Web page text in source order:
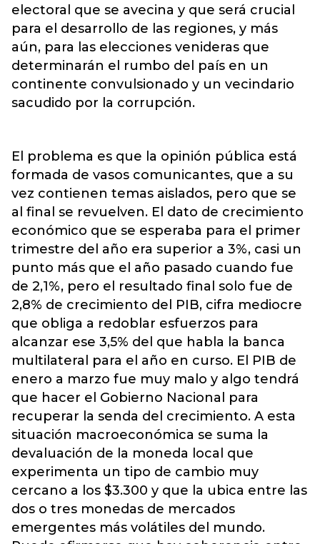
electoral que se avecina y que será crucial
para el desarrollo de las regiones, y más
aún, para las elecciones venideras que
determinarán el rumbo del país en un
continente convulsionado y un vecindario
sacudido por la corrupción.
El problema es que la opinión pública está
formada de vasos comunicantes, que a su
vez contienen temas aislados, pero que se
al final se revuelven. El dato de crecimiento
económico que se esperaba para el primer
trimestre del año era superior a 3%, casi un
punto más que el año pasado cuando fue
de 2,1%, pero el resultado final solo fue de
2,8% de crecimiento del PIB, cifra mediocre
que obliga a redoblar esfuerzos para
alcanzar ese 3,5% del que habla la banca
multilateral para el año en curso. El PIB de
enero a marzo fue muy malo y algo tendrá
que hacer el Gobierno Nacional para
recuperar la senda del crecimiento. A esta
situación macroeconómica se suma la
devaluación de la moneda local que
experimenta un tipo de cambio muy
cercano a los $3.300 y que la ubica entre las
dos o tres monedas de mercados
emergentes más volátiles del mundo.